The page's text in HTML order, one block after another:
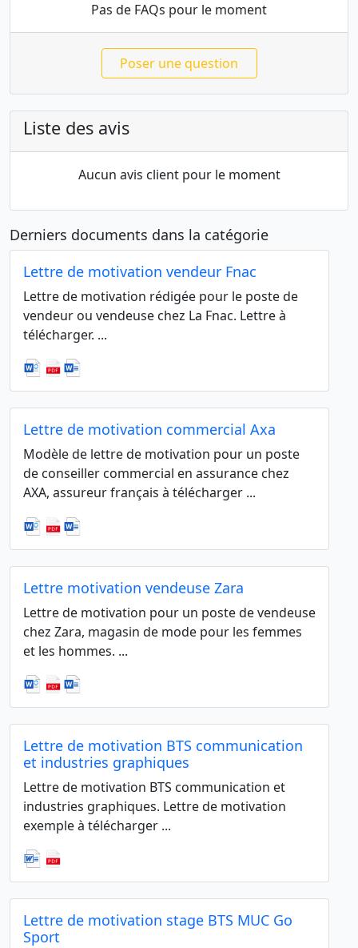
Pas de FAQs pour le moment
Poser une question
Liste des avis
Aucun avis client pour le moment
Derniers documents dans la catégorie
Lettre de motivation vendeur Fnac
Lettre de motivation rédigée pour le poste de
vendeur ou vendeuse chez La Fnac. Lettre à
télécharger. ...
Lettre de motivation commercial Axa
Modèle de lettre de motivation pour un poste
de conseiller commercial en assurance chez
AXA, assureur français à télécharger ...
Lettre motivation vendeuse Zara
Lettre de motivation pour un poste de vendeuse
chez Zara, magasin de mode pour les femmes
et les hommes. ...
Lettre de motivation BTS communication
et industries graphiques
Lettre de motivation BTS communication et
industries graphiques. Lettre de motivation
exemple à télécharger ...
Lettre de motivation stage BTS MUC Go
Sport